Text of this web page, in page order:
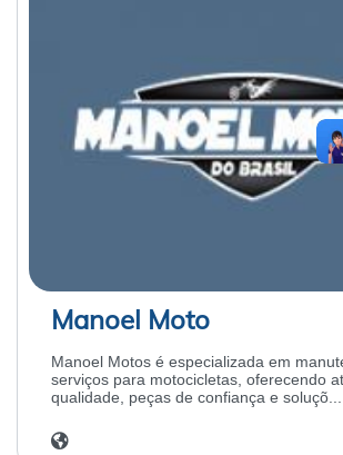
Manoel Moto
Manoel Motos é especializada em
serviços para motocicletas, oferecendo
qualidade, peças de confiança e soluçõ...